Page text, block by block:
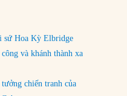
sứ Hoa Kỳ Elbridge
và khánh thành xa
chiến tranh của